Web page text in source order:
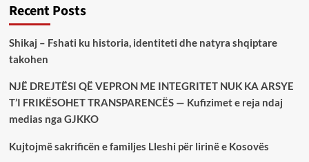
Recent Posts
Shikaj – Fshati ku historia, identiteti dhe natyra shqiptare
takohen
NJË DREJTËSI QË VEPRON ME INTEGRITET NUK KA ARSYE
T’I FRIKËSOHET TRANSPARENCËS — Kufizimet e reja ndaj
medias nga GJKKO
Kujtojmë sakrificën e familjes Lleshi për lirinë e Kosovës